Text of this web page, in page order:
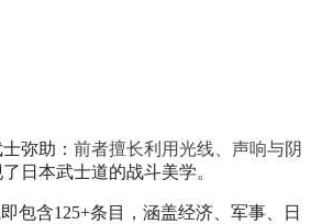
弥助： 前者擅长利用光线、声响与阴
日本武士道的战斗美学。
包含125+条目，涵盖经济、军事、日